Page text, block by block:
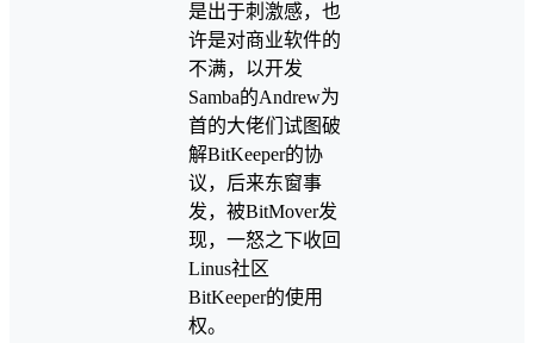
是出于刺激感，也
许是对商业软件的
不满，以开发
Samba的Andrew为
首的大佬们试图破
解BitKeeper的协
议，后来东窗事
发，被BitMover发
现，一怒之下收回
Linus社区
BitKeeper的使用
权。